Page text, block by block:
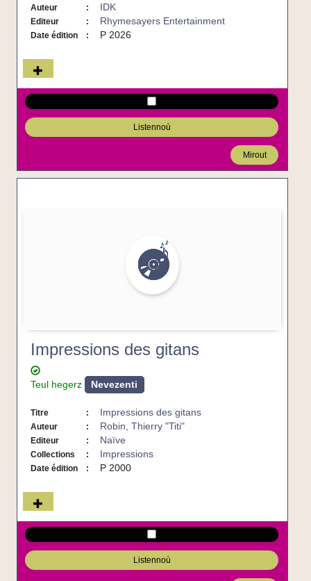
Auteur IDK
Editeur Rhymesayers Entertainment
Date édition P 2026
Listennoù
Mirout
Impressions des gitans
Teul hegerz Nevezenti
Titre Impressions des gitans
Auteur Robin, Thierry "Titi"
Editeur Naïve
Collections Impressions
Date édition P 2000
Listennoù